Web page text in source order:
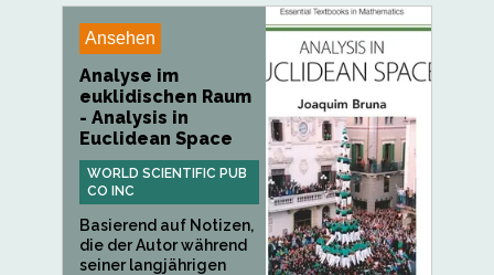
Ansehen
Analyse im
euklidischen Raum
- Analysis in
Euclidean Space
WORLD SCIENTIFIC PUB
CO INC
Basierend auf Notizen,
die der Autor während
seiner langjährigen